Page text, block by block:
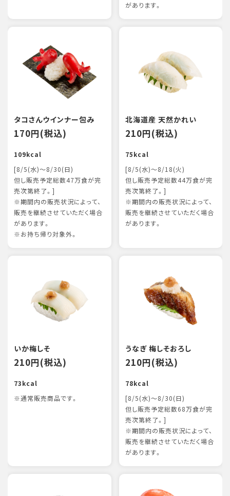
があります。
タコさんウインナー包み
170円(税込)
109kcal
[8/5(水)～8/30(日)
但し販売予定総数47万食が完
売次第終了。]
※期間内の販売状況によって、
販売を継続させていただく場合
があります。
※お持ち帰り対象外。
北海道産 天然かれい
210円(税込)
75kcal
[8/5(水)～8/18(火)
但し販売予定総数44万食が完
売次第終了。]
※期間内の販売状況によって、
販売を継続させていただく場合
があります。
いか梅しそ
210円(税込)
73kcal
※通常販売商品です。
うなぎ 梅しそおろし
210円(税込)
78kcal
[8/5(水)～8/30(日)
但し販売予定総数68万食が完
売次第終了。]
※期間内の販売状況によって、
販売を継続させていただく場合
があります。